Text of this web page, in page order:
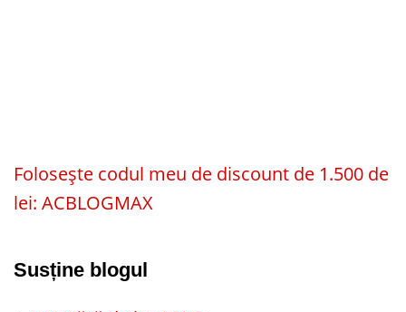
Folosește codul meu de discount de 1.500 de
lei: ACBLOGMAX
Susține blogul